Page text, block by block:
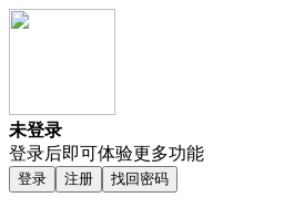
未登录
登录后即可体验更多功能
登录 注册 找回密码